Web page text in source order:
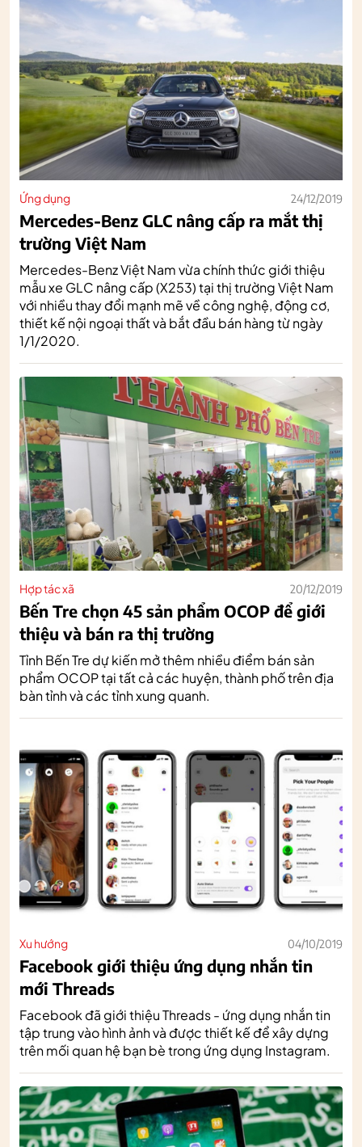
Ứng dụng 24/12/2019
Mercedes-Benz GLC nâng cấp ra mắt thị
trường Việt Nam
Mercedes-Benz Việt Nam vừa chính thức giới thiệu
mẫu xe GLC nâng cấp (X253) tại thị trường Việt Nam
với nhiều thay đổi mạnh mẽ về công nghệ, động cơ,
thiết kế nội ngoại thất và bắt đầu bán hàng từ ngày
1/1/2020.
Hợp tác xã 20/12/2019
Bến Tre chọn 45 sản phẩm OCOP để giới
thiệu và bán ra thị trường
Tỉnh Bến Tre dự kiến mở thêm nhiều điểm bán sản
phẩm OCOP tại tất cả các huyện, thành phố trên địa
bàn tỉnh và các tỉnh xung quanh.
Xu hướng 04/10/2019
Facebook giới thiệu ứng dụng nhắn tin
mới Threads
Facebook đã giới thiệu Threads - ứng dụng nhắn tin
tập trung vào hình ảnh và được thiết kế để xây dựng
trên mối quan hệ bạn bè trong ứng dụng Instagram.